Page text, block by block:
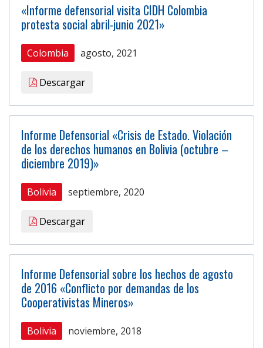
«Informe defensorial visita CIDH Colombia
protesta social abril-junio 2021»
Colombia agosto, 2021
Descargar
Informe Defensorial «Crisis de Estado. Violación
de los derechos humanos en Bolivia (octubre –
diciembre 2019)»
Bolivia septiembre, 2020
Descargar
Informe Defensorial sobre los hechos de agosto
de 2016 «Conflicto por demandas de los
Cooperativistas Mineros»
Bolivia noviembre, 2018